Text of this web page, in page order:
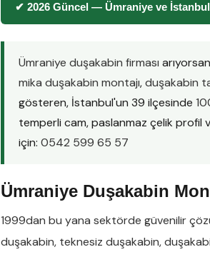
✔ 2026 Güncel — Ümraniye ve
Ümraniye duşakabin firması
mika duşakabin montajı,duşakabin
gösteren, İstanbul'un 39 ilçesinde
temperli cam, paslanmaz çelik profil
için: 0542 599 65 57
Ümraniye Duşakabin
1999dan bu yana sektörde güvenilir
duşakabin, teknesiz duşakabin,